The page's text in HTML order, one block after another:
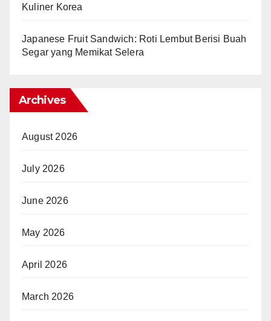
Kuliner Korea
Japanese Fruit Sandwich: Roti Lembut Berisi Buah
Segar yang Memikat Selera
Archives
August 2026
July 2026
June 2026
May 2026
April 2026
March 2026